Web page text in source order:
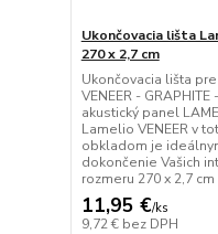
Ukončovacia lišta
270 x 2,7 cm
Ukončovacia lišta
VENEER -
akustický panel
Lamelio VENEER v
obkladom je
dokončenie Vašich
rozmeru 270 x 2,7 cm
11,95 €/ks
9,72 € bez DPH